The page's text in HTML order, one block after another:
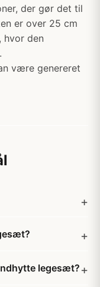
der gør det til
er over 25 cm
hvor den
være genereret
legesæt?